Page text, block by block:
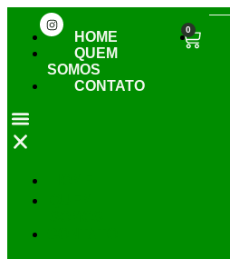
HOME
QUEM
SOMOS
CONTATO
0